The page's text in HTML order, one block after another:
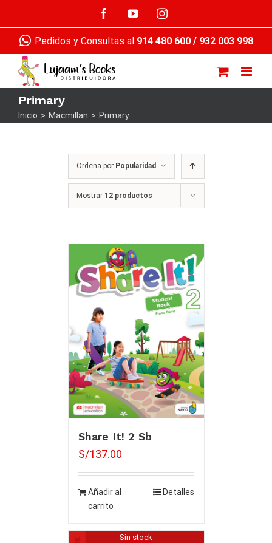
contenido
FacebookYouTubeInstagram
Pedidos y Consultas al 914 480 600/ 932 003 998
Primary
Inicio > Macmillan > Primary
Ordena por Popularidad
Mostrar 12 productos
Share It! 2 Sb
S/137.00
Añadir al
carrito
Detalles
Sin stock